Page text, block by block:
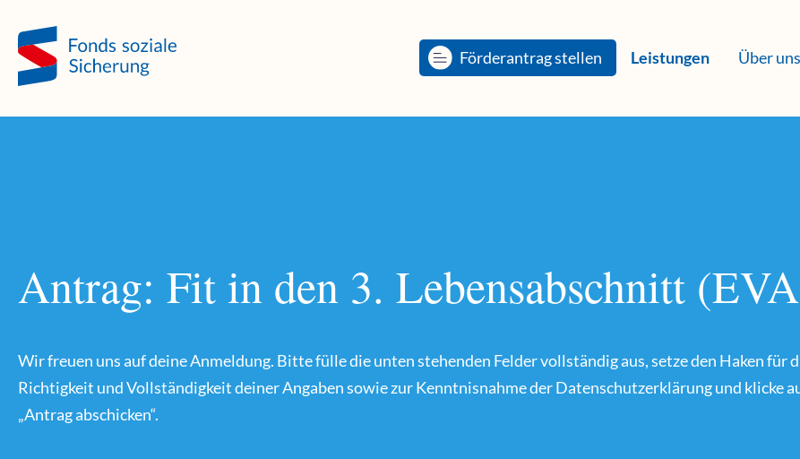
Förderantrag stellen Leistungen Über uns
Antrag: Fit in den 3. Lebensabschnitt
Wir freuen uns auf deine Anmeldung. Bitte fülle die unten stehenden Felder vollständig aus, setze den Haken für
Richtigkeit und Vollständigkeit deiner Angaben sowie zur Kenntnisnahme der Datenschutzerklärung und klicke
„Antrag abschicken“.